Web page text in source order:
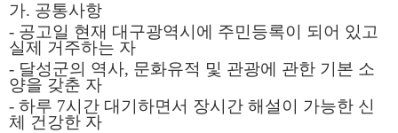
가. 공통사항
- 공고일 현재 대구광역시에 주민등록이 되어 있고
실제 거주하는 자
- 달성군의 역사, 문화유적 및 관광에 관한 기본 소
양을 갖춘 자
- 하루 7시간 대기하면서 장시간 해설이 가능한 신
체 건강한 자